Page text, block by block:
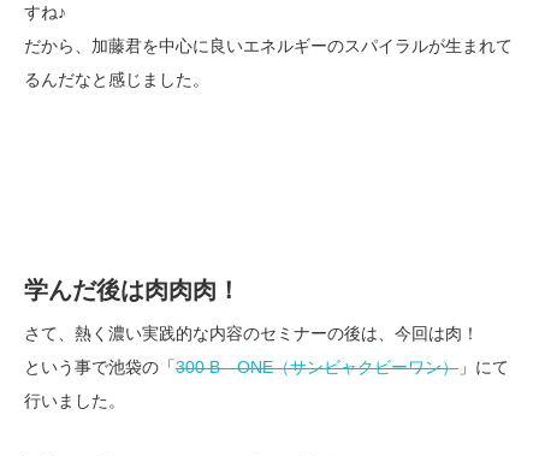
すね♪
だから、加藤君を中心に良いエネルギーのスパイラルが生まれて
るんだなと感じました。
学んだ後は肉肉肉！
さて、熱く濃い実践的な内容のセミナーの後は、今回は肉！
という事で池袋の「300 B ONE（サンビャクビーワン） 」にて
行いました。